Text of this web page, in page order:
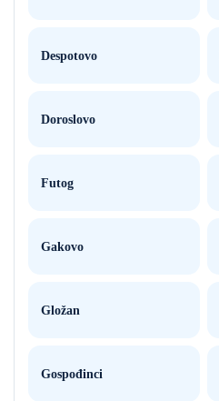
Despotovo
Doroslovo
Futog
Gakovo
Gložan
Gospođinci